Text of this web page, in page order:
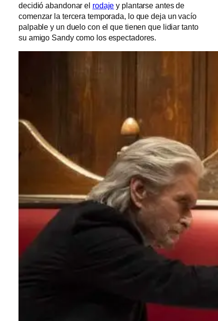
decidió abandonar el rodaje y plantarse antes de
comenzar la tercera temporada, lo que deja un vacío
palpable y un duelo con el que tienen que lidiar tanto
su amigo Sandy como los espectadores.